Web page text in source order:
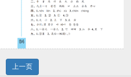
上一页